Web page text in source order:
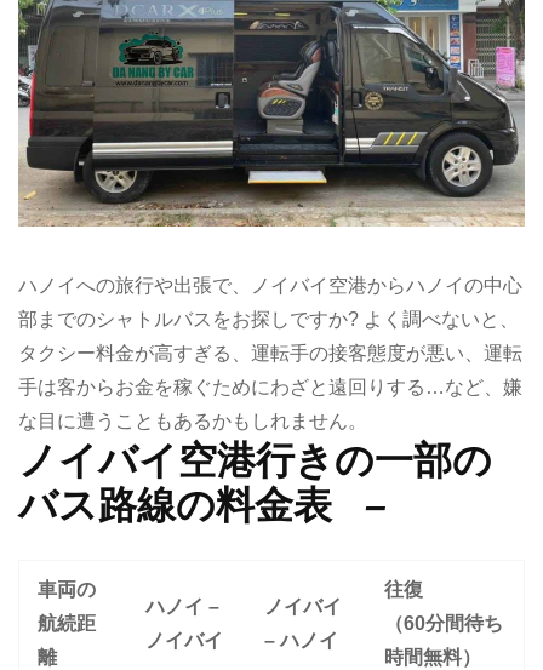
ハノイへの旅行や出張で、ノイバイ空港からハノイの中心
部までのシャトルバスをお探しですか? よく調べないと、
タクシー料金が高すぎる、運転手の接客態度が悪い、運転
手は客からお金を稼ぐためにわざと遠回りする…など、嫌
な目に遭うこともあるかもしれません。
ノイバイ空港行きの一部の
バス路線の料金表 –
車両の
航続距
離
ハノイ –
ノイバイ
ノイバイ
– ハノイ
往復
（60分間待ち
時間無料）